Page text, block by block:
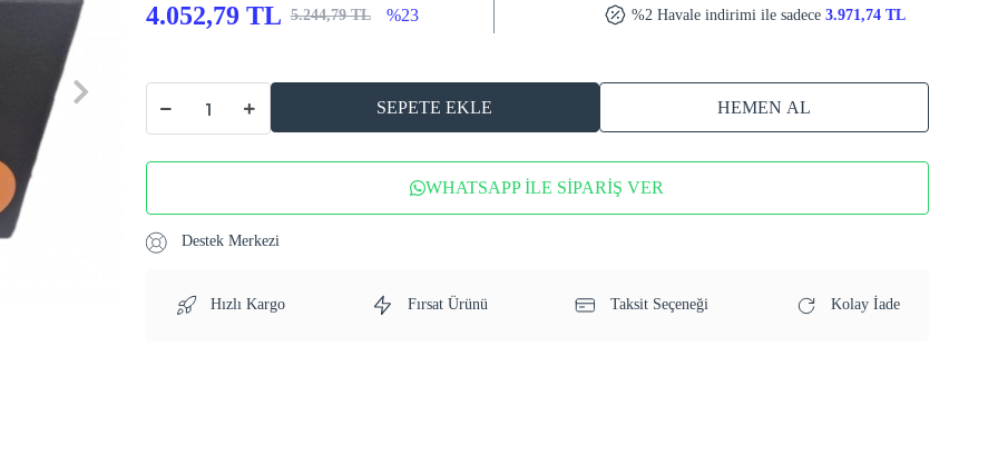
4.052,79 TL 5.244,79 TL %23 %2 Havale indirimi ile sadece 3.971,74 TL
SEPETE EKLE HEMEN AL
WHATSAPP İLE SİPARİŞ VER
Destek Merkezi
Hızlı Kargo Fırsat Ürünü Taksit Seçeneği Kolay İade